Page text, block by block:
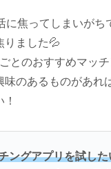
に焦ってしまいがち
りました💦
とのおすすめマッ
味のあるものがあれ
ングアプリを試した